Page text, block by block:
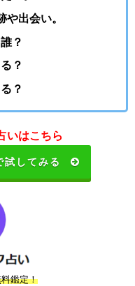
や出会い。
？
？
？
いはこちら
試してみる
鑑定！